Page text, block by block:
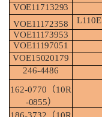
VOE11713293
VOE11172358
L110E
VOE11173953
VOE11197051
VOE15020179
246-4486
162-0770（10R
-0855）